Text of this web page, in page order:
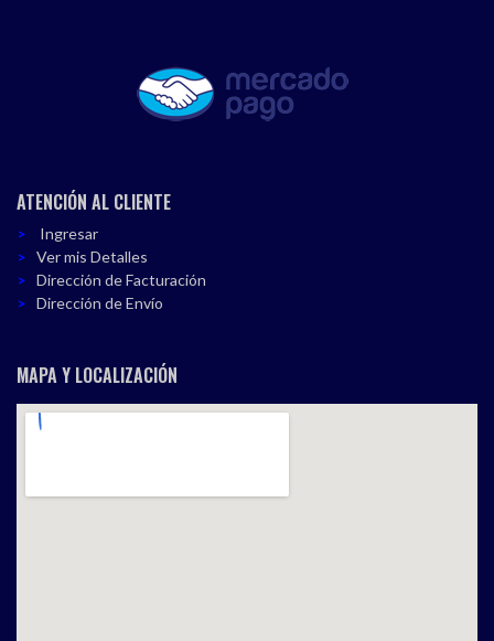
ATENCIÓN AL CLIENTE
Ingresar
Ver mis Detalles
Dirección de Facturación
Dirección de Envío
MAPA Y LOCALIZACIÓN